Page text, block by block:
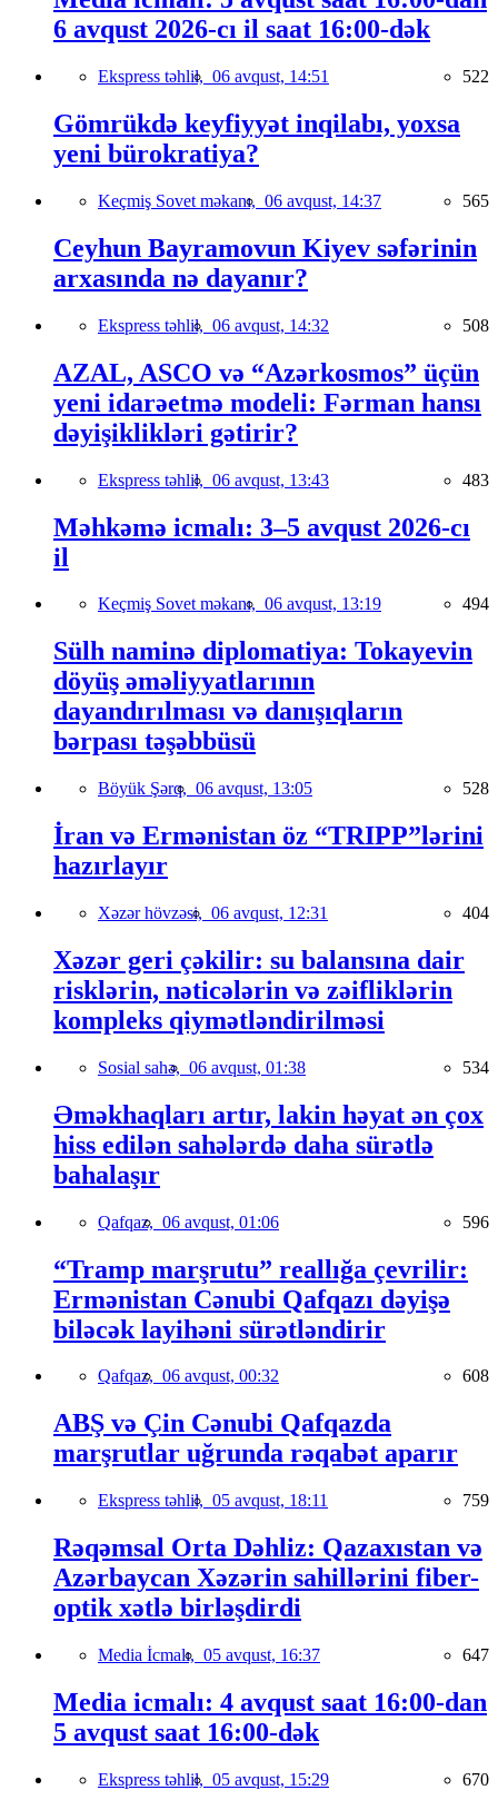
6 avqust 2026-cı il saat 16:00-dək
Ekspress təhlil, 06 avqust, 14:51 522
Gömrükdə keyfiyyət inqilabı, yoxsa
yeni bürokratiya?
Keçmiş Sovet məkanı, 06 avqust, 14:37 565
Ceyhun Bayramovun Kiyev səfərinin
arxasında nə dayanır?
Ekspress təhlil, 06 avqust, 14:32 508
AZAL, ASCO və “Azərkosmos” üçün
yeni idarəetmə modeli: Fərman hansı
dəyişiklikləri gətirir?
Ekspress təhlil, 06 avqust, 13:43 483
Məhkəmə icmalı: 3–5 avqust 2026-cı
il
Keçmiş Sovet məkanı, 06 avqust, 13:19 494
Sülh naminə diplomatiya: Tokayevin
döyüş əməliyyatlarının
dayandırılması və danışıqların
bərpası təşəbbüsü
Böyük Şərq, 06 avqust, 13:05 528
İran və Ermənistan öz “TRIPP”lərini
hazırlayır
Xəzər hövzəsi, 06 avqust, 12:31 404
Xəzər geri çəkilir: su balansına dair
risklərin, nəticələrin və zəifliklərin
kompleks qiymətləndirilməsi
Sosial sahə, 06 avqust, 01:38 534
Əməkhaqları artır, lakin həyat ən çox
hiss edilən sahələrdə daha sürətlə
bahalaşır
Qafqaz, 06 avqust, 01:06 596
“Tramp marşrutu” reallığa çevrilir:
Ermənistan Cənubi Qafqazı dəyişə
biləcək layihəni sürətləndirir
Qafqaz, 06 avqust, 00:32 608
ABŞ və Çin Cənubi Qafqazda
marşrutlar uğrunda rəqabət aparır
Ekspress təhlil, 05 avqust, 18:11 759
Rəqəmsal Orta Dəhliz: Qazaxıstan və
Azərbaycan Xəzərin sahillərini fiber-
optik xətlə birləşdirdi
Media İcmalı, 05 avqust, 16:37 647
Media icmalı: 4 avqust saat 16:00-dan
5 avqust saat 16:00-dək
Ekspress təhlil, 05 avqust, 15:29 670